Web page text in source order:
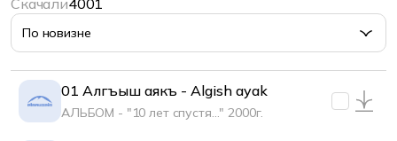
Скачали4001
По новизне
01 Алгъыш аякъ - Algish ayak
АЛЬБОМ - "10 лет спустя..." 2000г.